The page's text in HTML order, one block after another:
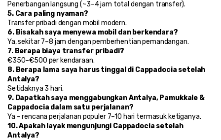
Penerbangan langsung (~3–4 jam total dengan transfer).
5. Cara paling nyaman?
Transfer pribadi dengan mobil modern.
6. Bisakah saya menyewa mobil dan berkendara?
Ya, sekitar 7–8 jam dengan pemberhentian pemandangan.
7. Berapa biaya transfer pribadi?
€350–€500 per kendaraan.
8. Berapa lama saya harus tinggal di Cappadocia setelah
Antalya?
Setidaknya 3 hari.
9. Dapatkah saya menggabungkan Antalya, Pamukkale &
Cappadocia dalam satu perjalanan?
Ya – rencana perjalanan populer 7–10 hari termasuk ketiganya.
10. Apakah layak mengunjungi Cappadocia setelah
Antalya?